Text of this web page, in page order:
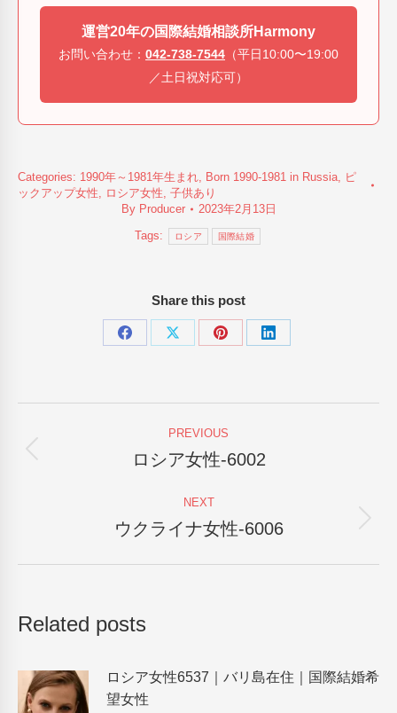
運営20年の国際結婚相談所Harmony
お問い合わせ： 042-738-7544 （平日10:00〜19:00
／土日祝対応可）
Categories: 1990年～1981年生まれ Born 1990-1981 in Russia
ピ
ックアップ女性
ロシア女性 子供あり
By Producer 2023年2月13日
Tags: ロシア 国際結婚
Share this post
Share
Share
Share
Share
navigation
PREVIOUS
Previous
ロシア女性-6002
NEXT
Next
ウクライナ女性-6006
Related posts
ロシア女性6537｜バリ島在住｜国際結婚希
望女性